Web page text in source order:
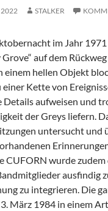
2022 STALKER
im Jahr
auf dem
einem hellen Objekt
Kette von
Details aufweisen und
der Greys liefern.
untersucht und
CUFORN wurde
ausfindig
zu integrieren. Die
März 1984 in einem